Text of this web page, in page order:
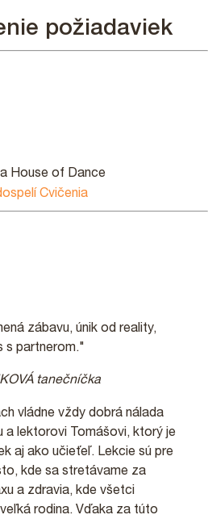
požiadaviek
Cvičenia
zábavu, únik od reality,
s partnerom."
tanečníčka
vládne vždy dobrá nálada
a lektorovi Tomášovi, ktorý je
aj ako učieťeľ. Lekcie sú pre
kde sa stretávame za
a zdravia, kde všetci
rodina. Vďaka za túto